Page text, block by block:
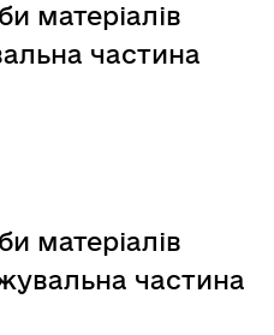
матеріалів
частина
матеріалів
частина